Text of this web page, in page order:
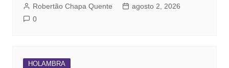
Robertão Chapa Quente
agosto 2, 2026
0
HOLAMBRA